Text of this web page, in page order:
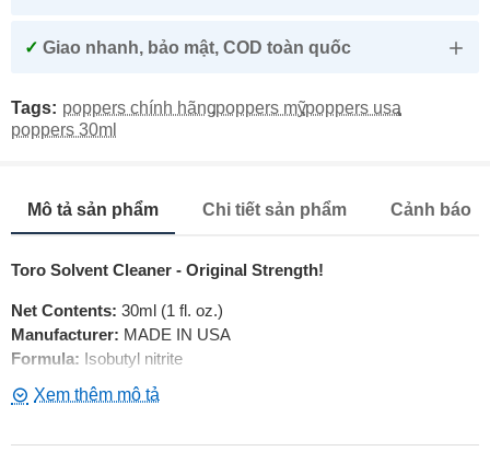
✓ Giao nhanh, bảo mật, COD toàn quốc
Tags: poppers chính hãng,poppers mỹ
,poppers usa,
poppers 30ml
Mô tả sản phẩm Chi tiết sản phẩm Cảnh báo
Toro Solvent Cleaner - Original Strength!
Net Contents: 30ml (1 fl. oz.)
Manufacturer: MADE IN USA
Formula: Isobutyl nitrite
Sống động và tận hưởng cảm giác mạnh mẽ của TORO